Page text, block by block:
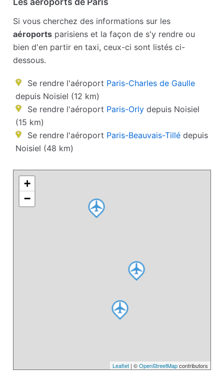
Si vous cherchez des informations sur les
aéroports parisiens et la façon de s'y rendre ou
bien d'en partir en taxi, ceux-ci sont listés ci-
dessous.
Se rendre l'aéroport Paris-Charles de Gaulle
depuis Noisiel (12 km)
Se rendre l'aéroport Paris-Orly depuis Noisiel
(15 km)
Se rendre l'aéroport Paris-Beauvais-Tillé depuis
Noisiel (48 km)
+
−
Leaflet| ©OpenStreetMapcontributors